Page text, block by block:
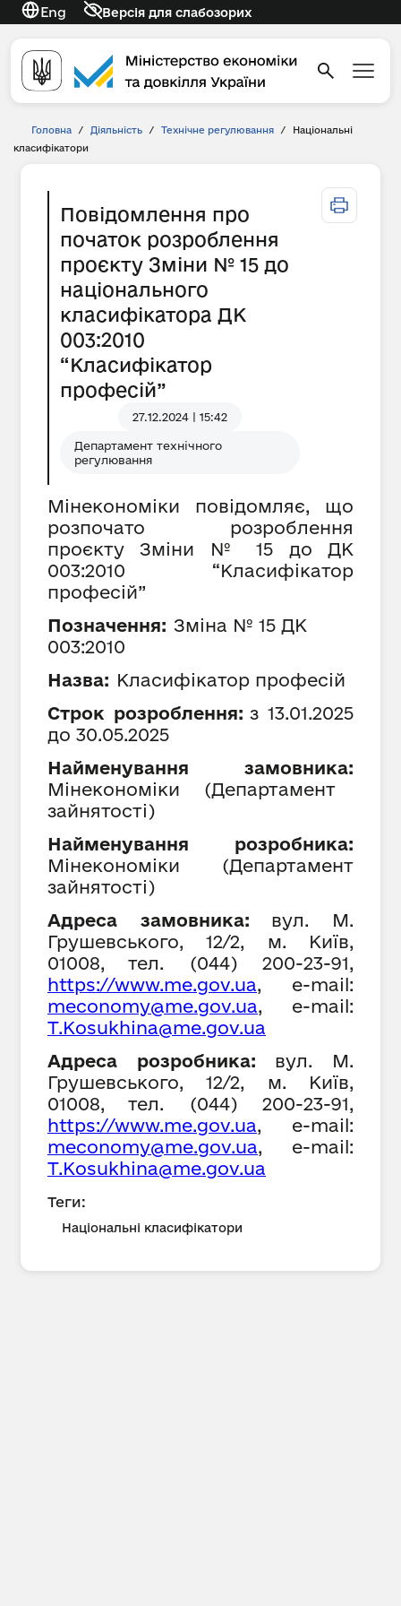
Eng Версія для слабозорих
Головна / Діяльність / Технічне регулювання /
Національні
класифікатори
Повідомлення про
початок розроблення
проєкту Зміни № 15 до
національного
класифікатора ДК
003:2010
“Класифікатор
професій”
27.12.2024 | 15:42
Департамент технічного
регулювання
Мінекономіки повідомляє, що
розпочато розроблення
проєкту Зміни № 15 до ДК
003:2010 “Класифікатор
професій”
Позначення: Зміна № 15 ДК
003:2010
Назва: Класифікатор професій
Строк розроблення: з13.01.2025
до 30.05.2025
Найменування замовника:
Мінекономіки (Департамент
зайнятості)
Найменування розробника:
Мінекономіки (Департамент
зайнятості)
Адреса замовника:
вул. М.
Грушевського, 12/2, м. Київ,
01008,
тел. (044) 200-23-91,
https://www.me.gov.ua, е-mail:
meconomy@me.gov.ua, е-mail:
T.Kosukhina@me.gov.ua
Адреса розробника:
вул. М.
Грушевського, 12/2, м. Київ,
01008,
тел. (044) 200-23-91,
https://www.me.gov.ua, е-mail:
meconomy@me.gov.ua, е-mail:
T.Kosukhina@me.gov.ua
Теги:
Національні класифікатори